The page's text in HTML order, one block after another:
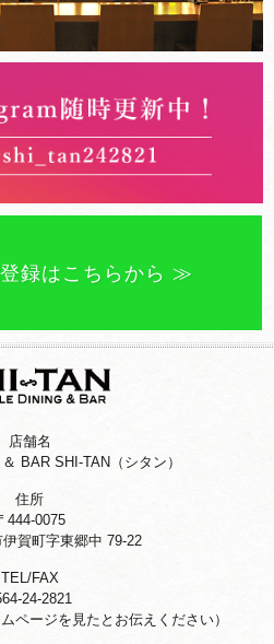
録はこちらから ≫
店舗名
BAR SHI-TAN（シタン）
住所
444-0075
賀町字東郷中 79-22
TEL/FAX
24-2821
ページを 見たとお伝えください）